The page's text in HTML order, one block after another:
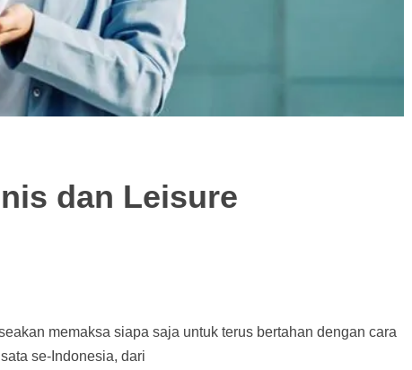
dan Leisure
memaksa siapa saja untuk terus bertahan dengan cara
se-Indonesia, dari